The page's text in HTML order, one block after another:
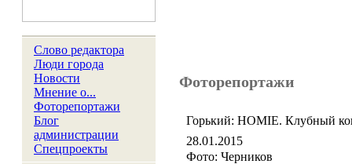
Слово редактора
Люди города
Новости
Мнение о...
Фоторепортажи
Блог
администрации
Спецпроекты
Фоторепортажи
Горький: HOMIE. Клубный
28.01.2015
Фото: Черников